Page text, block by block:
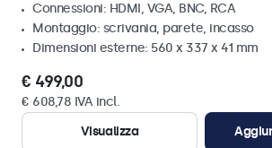
Connessioni: HDMI, VGA, BNC, RCA
Montaggio: scrivania, parete, incasso
Dimensioni esterne: 560 x 337 x 41 mm
€ 499,00
€ 608,78 IVA incl.
Visualizza